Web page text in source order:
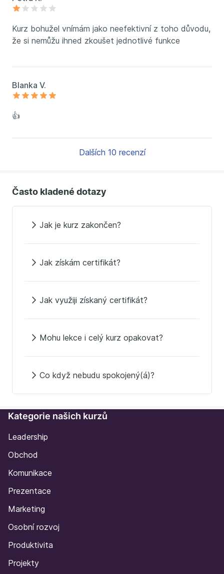
Kurz bohužel vnímám jako neefektivní z toho důvodu,
že si nemůžu ihned zkoušet jednotlivé funkce
Blanka V.
👍
Dalších 10 recenzí
Často kladené dotazy
Jak je kurz zakončen?
Jak získám certifikát?
Jak využiji získaný certifikát?
Mohu lekce i celý kurz opakovat?
Co když nebudu spokojený(á)?
Kategorie našich kurzů
Leadership
Obchod
Komunikace
Prezentace
Marketing
Osobní rozvoj
Produktivita
Projekty